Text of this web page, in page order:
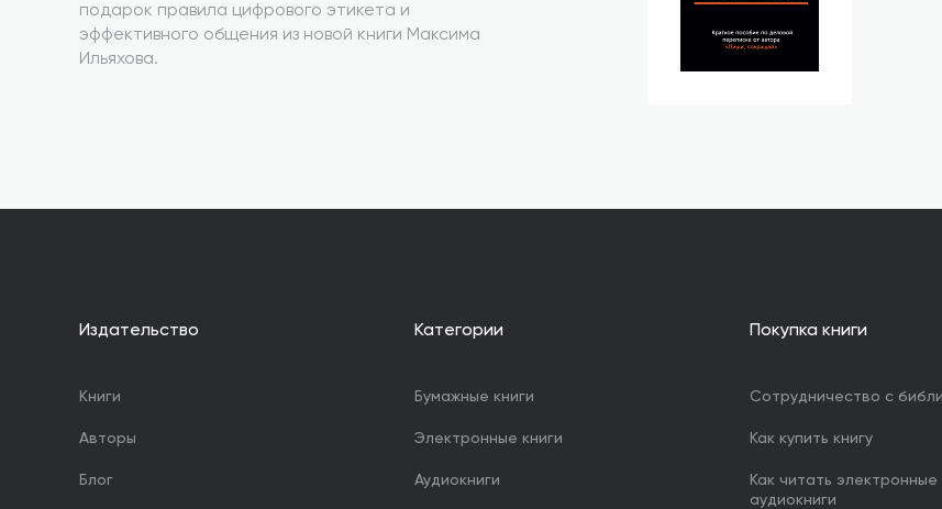
подарок правила цифрового этикета и
эффективного общения из новой книги Максима
Ильяхова.
Издательство
Книги
Авторы
Блог
Категории
Бумажные книги
Электронные книги
Аудиокниги
Покупка книги
Сотрудничество с
Как купить книгу
Как читать
аудиокниги